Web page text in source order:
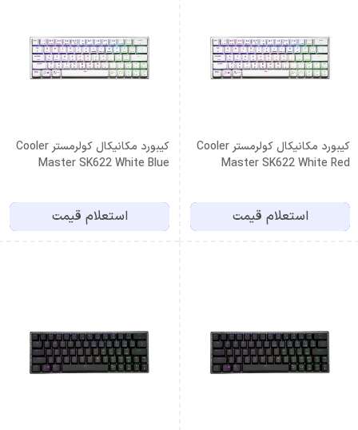
کیبورد مکانیکال کولرمستر Cooler
Master SK622 White Red
استعلام قیمت
کیبورد مکانیکال کولرمستر Cooler
Master SK622 White Blue
استعلام قیمت